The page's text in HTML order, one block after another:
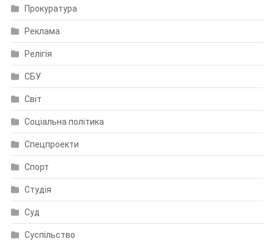
Прокуратура
Реклама
Релігія
СБУ
Світ
Соціальна політика
Спецпроекти
Спорт
Студія
Суд
Суспільство